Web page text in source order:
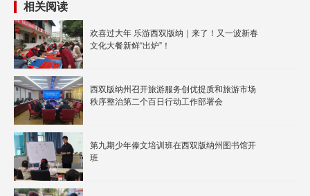
相关阅读
欢喜过大年 乐游西双版纳｜来了！又一波新春
文化大餐新鲜“出炉”！
西双版纳州召开旅游服务创优提质和旅游市场
秩序整治第二个百日行动工作部署会
第九期少年傣文培训班在西双版纳州图书馆开
班